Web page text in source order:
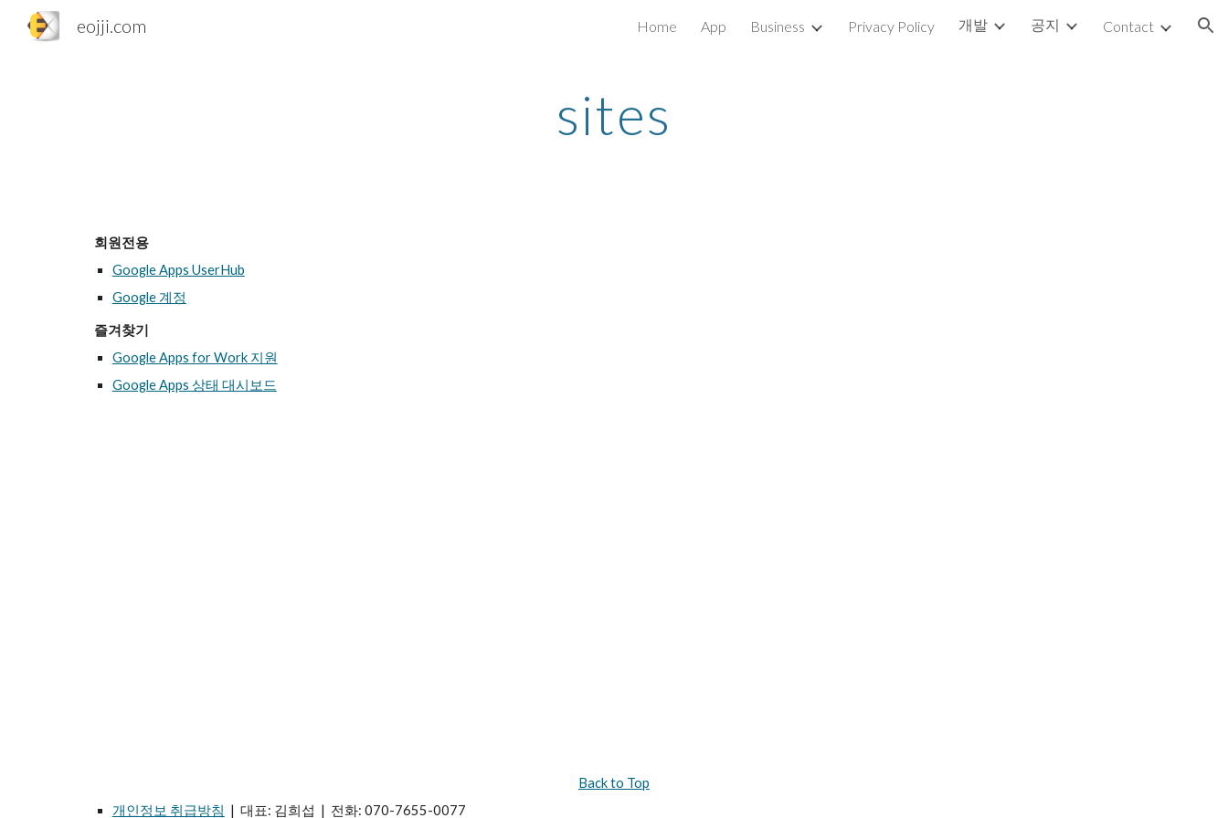
Skip to navigation
eojji.com Home App Business Privacy Policy 개발 공지 Contact
sites
회원전용
Google Apps UserHub
Google 계정
즐겨찾기
Google Apps for Work 지원
Google Apps 상태 대시보드
Back to Top
개인정보 취급방침 | 대표: 김희섭 | 전화: 070-7655-0077